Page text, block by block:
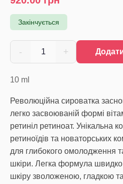
Закінчується
- 1 +
10 ml
Революційна сироватка
легко засвоюваній формі
ретиніл ретиноат. Унікальна
ретиноїдів та новаторських
для глибокого омолодження
шкіри. Легка формула
шкіру зволоженою, гладкою